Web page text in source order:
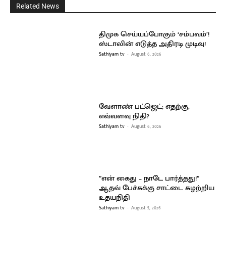
Related News
திமுக செய்யப்போகும் ‘சம்பவம்’!
ஸ்டாலின் எடுத்த அதிரடி முடிவு!
Sathiyam tv - August 6, 2026
வேளாண் பட்ஜெட்; எதற்கு,
எவ்வளவு நிதி?
Sathiyam tv - August 6, 2026
”என் கைது – நாடே பார்த்தது!”
ஆதவ் பேச்சுக்கு சாட்டை சுழற்றிய
உதயநிதி
Sathiyam tv - August 5, 2026